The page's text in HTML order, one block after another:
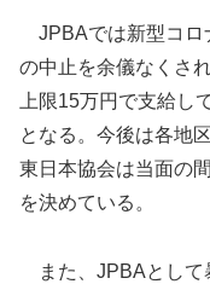
JPBAでは新型コロ
の中止を余儀なくさ
上限15万円で支給し
となる。今後は各地
東日本協会は当面の
を決めている。
また、JPBAとして